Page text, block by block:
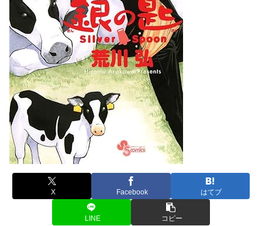
X Facebook はてブ
LINE コピー